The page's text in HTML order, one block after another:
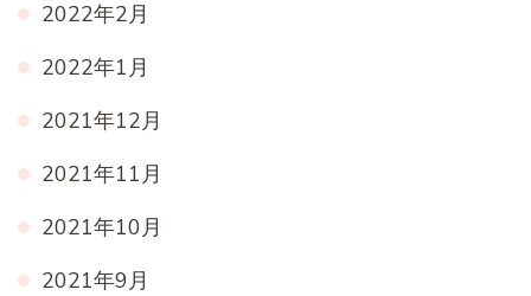
2022年2月
2022年1月
2021年12月
2021年11月
2021年10月
2021年9月